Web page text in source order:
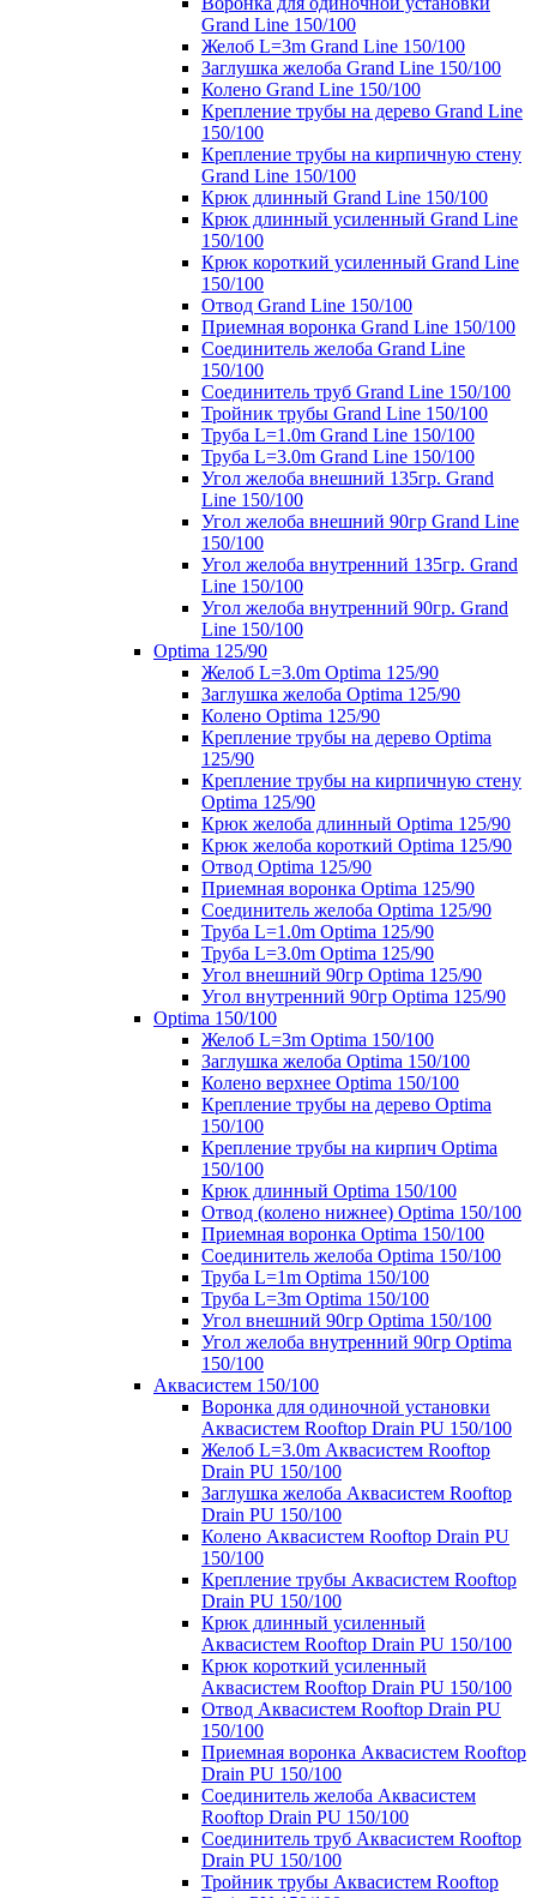
Grand Line 150/100
Желоб L=3m Grand Line 150/100
Заглушка желоба Grand Line 150/100
Колено Grand Line 150/100
Крепление трубы на дерево Grand Line
150/100
Крепление трубы на кирпичную стену
Grand Line 150/100
Крюк длинный Grand Line 150/100
Крюк длинный усиленный Grand Line
150/100
Крюк короткий усиленный Grand Line
150/100
Отвод Grand Line 150/100
Приемная воронка Grand Line 150/100
Соединитель желоба Grand Line
150/100
Соединитель труб Grand Line 150/100
Тройник трубы Grand Line 150/100
Труба L=1.0m Grand Line 150/100
Труба L=3.0m Grand Line 150/100
Угол желоба внешний 135гр. Grand
Line 150/100
Угол желоба внешний 90гр Grand Line
150/100
Угол желоба внутренний 135гр. Grand
Line 150/100
Угол желоба внутренний 90гр. Grand
Line 150/100
Optima 125/90
Желоб L=3.0m Optima 125/90
Заглушка желоба Optima 125/90
Колено Optima 125/90
Крепление трубы на дерево Optima
125/90
Крепление трубы на кирпичную стену
Optima 125/90
Крюк желоба длинный Optima 125/90
Крюк желоба короткий Optima 125/90
Отвод Optima 125/90
Приемная воронка Optima 125/90
Соединитель желоба Optima 125/90
Труба L=1.0m Optima 125/90
Труба L=3.0m Optima 125/90
Угол внешний 90гр Optima 125/90
Угол внутренний 90гр Optima 125/90
Optima 150/100
Желоб L=3m Optima 150/100
Заглушка желоба Optima 150/100
Колено верхнее Optima 150/100
Крепление трубы на дерево Optima
150/100
Крепление трубы на кирпич Optima
150/100
Крюк длинный Optima 150/100
Отвод (колено нижнее) Optima 150/100
Приемная воронка Optima 150/100
Соединитель желоба Optima 150/100
Труба L=1m Optima 150/100
Труба L=3m Optima 150/100
Угол внешний 90гр Optima 150/100
Угол желоба внутренний 90гр Optima
150/100
Аквасистем 150/100
Воронка для одиночной установки
Аквасистем Rooftop Drain PU 150/100
Желоб L=3.0m Аквасистем Rooftop
Drain PU 150/100
Заглушка желоба Аквасистем Rooftop
Drain PU 150/100
Колено Аквасистем Rooftop Drain PU
150/100
Крепление трубы Аквасистем Rooftop
Drain PU 150/100
Крюк длинный усиленный
Аквасистем Rooftop Drain PU 150/100
Крюк короткий усиленный
Аквасистем Rooftop Drain PU 150/100
Отвод Аквасистем Rooftop Drain PU
150/100
Приемная воронка Аквасистем Rooftop
Drain PU 150/100
Соединитель желоба Аквасистем
Rooftop Drain PU 150/100
Соединитель труб Аквасистем Rooftop
Drain PU 150/100
Тройник трубы Аквасистем Rooftop